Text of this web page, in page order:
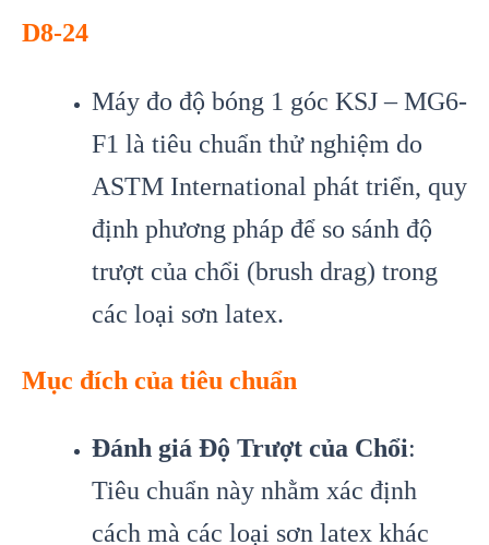
D8-24
Máy đo độ bóng 1 góc KSJ – MG6-
F1 là tiêu chuẩn thử nghiệm do
ASTM International phát triển, quy
định phương pháp để so sánh độ
trượt của chổi (brush drag) trong
các loại sơn latex.
Mục đích của tiêu chuẩn
Đánh giá Độ Trượt của Chổi:
Tiêu chuẩn này nhằm xác định
cách mà các loại sơn latex khác